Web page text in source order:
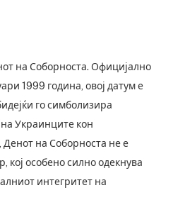
на Соборноста. Официјално
1999 година, овој датум е
го симболизира
Украинците кон
на Соборноста не е
кој особено силно одекнува
интегритет на